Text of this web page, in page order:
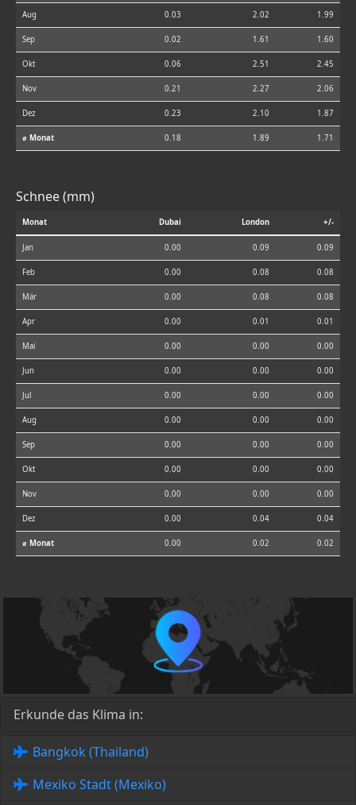
Aug 0.03 2.02 1.99
Sep 0.02 1.61 1.60
Okt 0.06 2.51 2.45
Nov 0.21 2.27 2.06
Dez 0.23 2.10 1.87
⌀ Monat 0.18 1.89 1.71
Schnee (mm)
Monat Dubai London +/-
Jan 0.00 0.09 0.09
Feb 0.00 0.08 0.08
Mär 0.00 0.08 0.08
Apr 0.00 0.01 0.01
Mai 0.00 0.00 0.00
Jun 0.00 0.00 0.00
Jul 0.00 0.00 0.00
Aug 0.00 0.00 0.00
Sep 0.00 0.00 0.00
Okt 0.00 0.00 0.00
Nov 0.00 0.00 0.00
Dez 0.00 0.04 0.04
⌀ Monat 0.00 0.02 0.02
Erkunde das Klima in:
Bangkok (Thailand)
Mexiko Stadt (Mexiko)